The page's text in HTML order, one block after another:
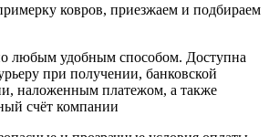
ковров, приезжаем и подбираем
любым удобным способом. Доступна
при получении, банковской
наложенным платежом, а также
счёт компании